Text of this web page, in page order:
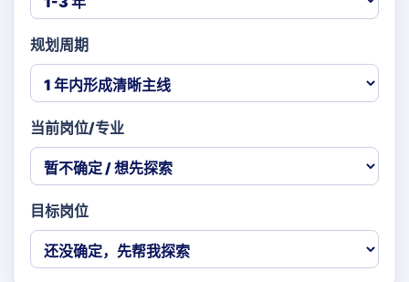
规划周期
当前岗位/专业
目标岗位